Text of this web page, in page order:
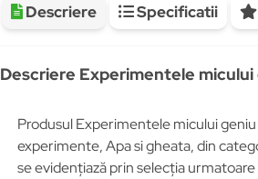
Descriere Specificatii
Descriere Experimentele
Produsul Experimentele micului geniu
experimente, Apa si gheata, din
se evidențiază prin selecția